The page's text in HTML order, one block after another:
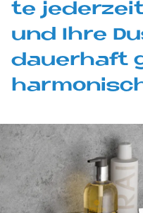
te
und Ihre
dau­er­haft